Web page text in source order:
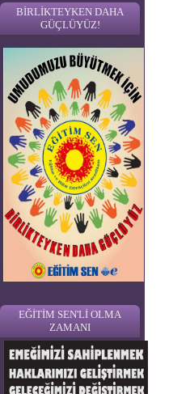
BİRLİKTEYKEN DAHA
GÜÇLÜYÜZ!
EĞİTİM SEN'Lİ OLMA
ZAMANI